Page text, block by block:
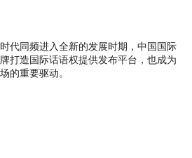
代同频进入全新的发展时期，中国国际
打造国际话语权提供发布平台，也成为
的重要驱动。